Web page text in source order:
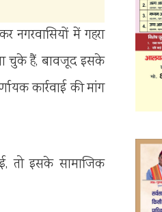
में गहरा
चुके हैं, बावजूद इसके
कार्रवाई की मांग
तो इसके सामाजिक